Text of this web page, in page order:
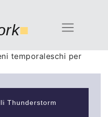
■
temporaleschi per
Thunderstorm